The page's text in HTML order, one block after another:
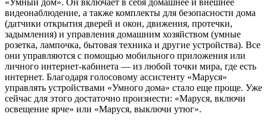
видеонаблюдение, а также комплекты для безопасности дома
(датчики открытия дверей и окон, движения, протечки,
задымления) и управления домашним хозяйством (умные
розетка, лампочка, бытовая техника и другие устройства). Все
они управляются с помощью мобильного приложения или
личного интернет-кабинета — из любой точки мира, где есть
интернет. Благодаря голосовому ассистенту «Маруся»
управлять устройствами «Умного дома» стало еще проще. Уже
сейчас для этого достаточно произнести: «Маруся, включи
освещение ярче» или «Маруся, выключи утюг».